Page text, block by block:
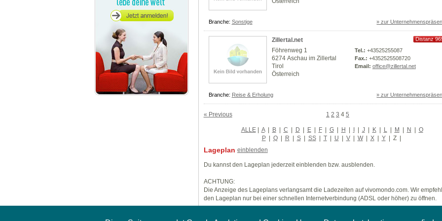
Branche: Sonstige » zur
Zillertal.net
Distanz
Föhrenweg 1
6274 Aschau im Zillertal
Tirol
Österreich
Tel.: +43525255087
Fax.: +4352525508720
Email: office@zillertal.net
Branche: Reise & Erholung » zur
« Previous 1 2 3 4 5
ALLE| A | B | C | D | E | F | G | H | I | J | K | L | M | N | O
P | Q | R | S | SS | T | U | V | W | X | Y | Z|
Lageplan einblenden
Du kannst den Lageplan jederzeit einblenden bzw. ausblenden.
ACHTUNG:
Die Anzeige des Lageplans verlangsamt die Ladezeiten auf vivomondo.com. Wir
den Lageplan nur bei einer schnellen Internetverbindung (ADSL oder höher) zu öffnen.